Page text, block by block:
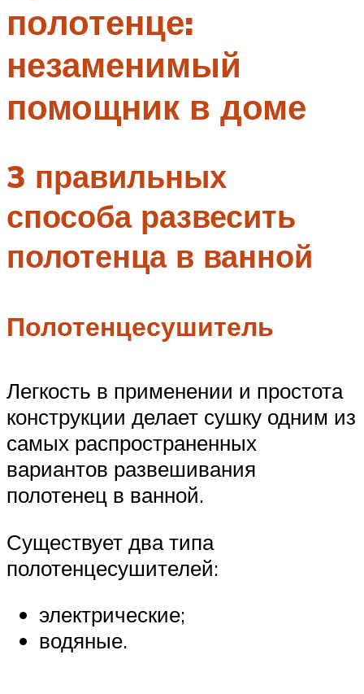
Меню
полотенце:
незаменимый
помощник в доме
3 правильных
способа развесить
полотенца в ванной
Полотенцесушитель
Легкость в применении и простота
конструкции делает сушку одним из
самых распространенных
вариантов развешивания
полотенец в ванной.
Существует два типа
полотенцесушителей:
электрические;
водяные.